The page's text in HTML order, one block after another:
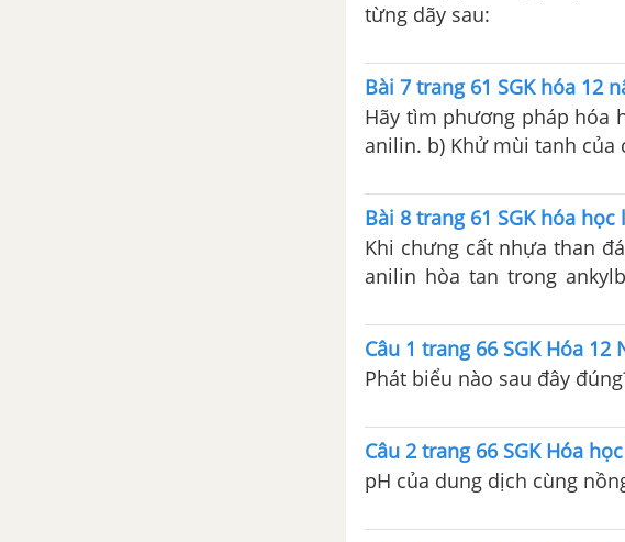
từng dãy sau:
Bài 7 trang 61 SGK hóa 12
Hãy tìm phương pháp hóa học để
anilin. b) Khử mùi tanh của cá trước khi nấu . Biết rằng mùi tanh của cá (đặc
biệt là cá mè) là của hỗn
số chất khác.
Bài 8 trang 61 SGK hóa
Khi chưng cất nhựa than
anilin hòa tan trong
100ml dung dịch A thì
vào 100ml dung dịch A và
300 gam nước brom
dung dịch A.
Câu 1 trang 66 SGK Hóa 12
Phát biểu nào sau đây
Câu 2 trang 66 SGK Hóa
pH của dung dịch cùng